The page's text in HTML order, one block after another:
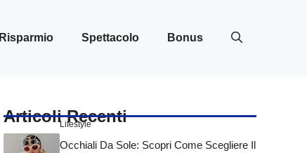
Risparmio Spettacolo Bonus
Articoli Recenti
Lifestyle
Occhiali Da Sole: Scopri Come Scegliere Il